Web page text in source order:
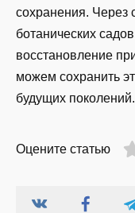
сохранения. Через
ботанических
восстановление
можем сохранить
будущих поколений.
Оцените статью